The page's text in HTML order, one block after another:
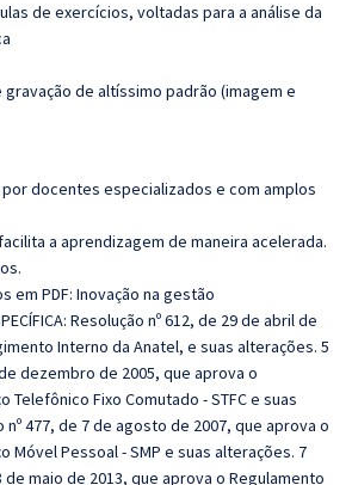
de exercícios, voltadas para a análise da
de altíssimo padrão (imagem e
docentes especializados e com amplos
a aprendizagem de maneira acelerada.
em PDF: Inovação na gestão
Resolução nº 612, de 29 de abril de
Interno da Anatel, e suas alterações. 5
dezembro de 2005, que aprova o
Telefônico Fixo Comutado - STFC e suas
477, de 7 de agosto de 2007, que aprova o
Móvel Pessoal - SMP e suas alterações. 7
de maio de 2013, que aprova o Regulamento